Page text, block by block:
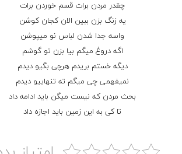
چقدر مردن برات قسم خوردن برات
یه زنگ بزن ببین الان کجان کوشن
واسه جدا شدن لباس نو میپوشن
اگه دروغ میگم بیا بزن تو گوشم
دیگه خستم بریدم هرچی بگیو دیدم
نمیفهمی چی میگم ته تنهاییو دیدم
بحث مردن که نیست میگن باید ادامه داد
تا کی به این زمین باید اجازه داد